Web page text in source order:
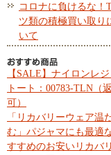
コロナに負けるな！
ツ類の積極買い取り
いて
【SALE】ナイロンレ
トート：00783-TLN（
可）
「リカバリーウェア温
む」パジャマにも最適
すすめのお安いリカバ